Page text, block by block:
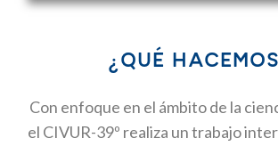
¿QUÉ
Con enfoque en el ámbito de la
el CIVUR-39º realiza un trabajo